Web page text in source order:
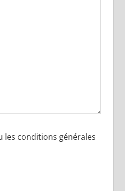
les conditions générales